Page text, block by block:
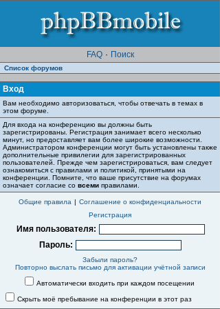
FAQ · Поиск
Список форумов
Вход
Вам необходимо авторизоваться, чтобы отвечать в темах в
этом форуме.
Для входа на конференцию вы должны быть
зарегистрированы. Регистрация занимает всего несколько
минут, но предоставляет вам более широкие возможности.
Администратором конференции могут быть установлены также
дополнительные привилегии для зарегистрированных
пользователей. Прежде чем зарегистрироваться, вам следует
ознакомиться с правилами и политикой, принятыми на
конференции. Помните, что ваше присутствие на форумах
означает согласие со всеми правилами.
Общие правила | Соглашение о конфиденциальности
Регистрация
Имя пользователя:
Пароль:
Забыли пароль?
Повторно выслать письмо для активации учётной записи
Автоматически входить при каждом посещении
Скрыть моё пребывание на конференции в этот раз